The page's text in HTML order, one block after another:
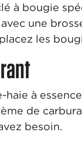
à bougie
une
les
haie à
de
besoin.